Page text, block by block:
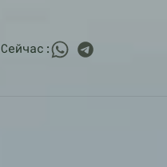
Сейчас: